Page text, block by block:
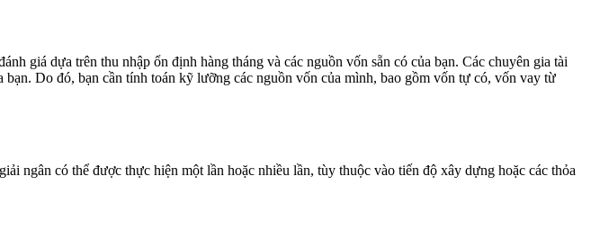
giá dựa trên thu nhập ổn định hàng tháng và các nguồn vốn sẵn có của bạn. Các chuyên gia tài
Do đó, bạn cần tính toán kỹ lưỡng các nguồn vốn của mình, bao gồm vốn tự có, vốn vay từ
ngân có thể được thực hiện một lần hoặc nhiều lần, tùy thuộc vào tiến độ xây dựng hoặc các thỏa